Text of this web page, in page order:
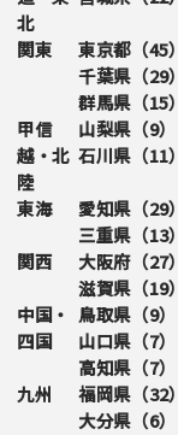
北
関東 東京都（45）
千葉県（29）
群馬県（15）
甲信
越・北
陸
山梨県（9）
石川県（11）
東海 愛知県（29）
三重県（13）
関西
大阪府（27）
滋賀県（19）
中国・
四国
鳥取県（9）
山口県（7）
高知県（7）
九州
福岡県（32）
大分県（6）